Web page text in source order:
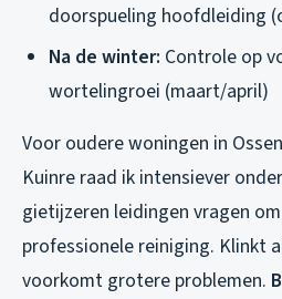
doorspueling hoofdleiding
Na de winter: Controle op
wortelingroei (maart/april)
Voor oudere woningen in
Kuinre raad ik intensiever
gietijzeren leidingen vragen
professionele reiniging. Klinkt
voorkomt grotere problemen.